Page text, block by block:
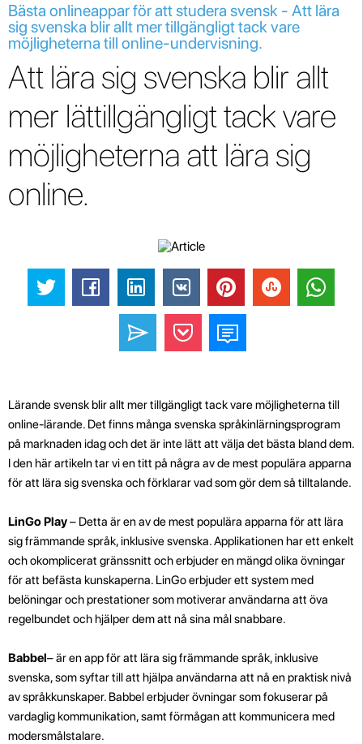
Bästa onlineappar för att studera svensk - Att lära
sig svenska blir allt mer tillgängligt tack vare
möjligheterna till online-undervisning.
Att lära sig svenska blir allt
mer lättillgängligt tack vare
möjligheterna att lära sig
online.
Lärande svensk blir allt mer tillgängligt tack vare möjligheterna till
online-lärande. Det finns många svenska språkinlärningsprogram
på marknaden idag och det är inte lätt att välja det bästa bland dem.
I den här artikeln tar vi en titt på några av de mest populära apparna
för att lära sig svenska och förklarar vad som gör dem så tilltalande.
LinGo Play– Detta är en av de mest populära apparna för att lära
sig främmande språk, inklusive svenska. Applikationen har ett enkelt
och okomplicerat gränssnitt och erbjuder en mängd olika övningar
för att befästa kunskaperna. LinGo erbjuder ett system med
belöningar och prestationer som motiverar användarna att öva
regelbundet och hjälper dem att nå sina mål snabbare.
Babbel– är en app för att lära sig främmande språk, inklusive
svenska, som syftar till att hjälpa användarna att nå en praktisk nivå
av språkkunskaper. Babbel erbjuder övningar som fokuserar på
vardaglig kommunikation, samt förmågan att kommunicera med
modersmålstalare.